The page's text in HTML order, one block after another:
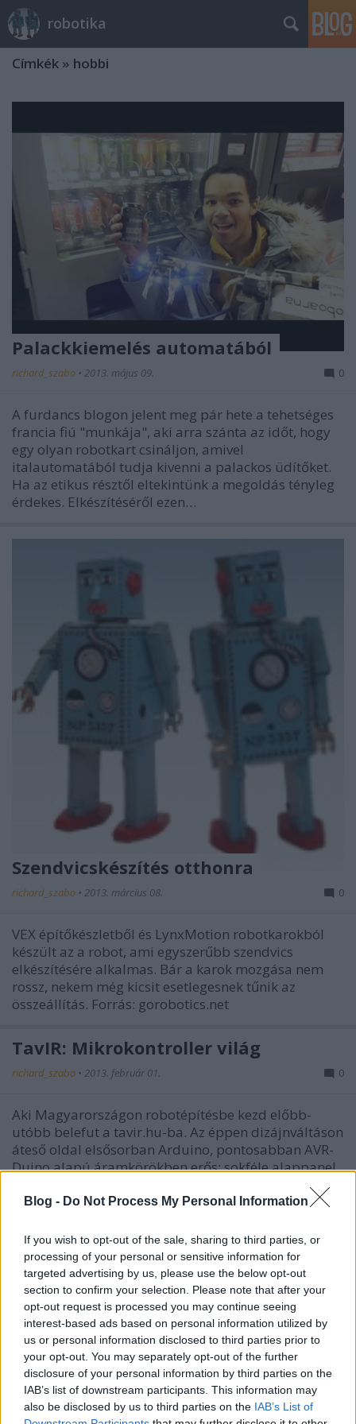
Blog - Do Not Process My Personal Information
If you wish to opt-out of the sale, sharing to third parties, or
processing of your personal or sensitive information for
targeted advertising by us, please use the below opt-out
section to confirm your selection. Please note that after your
opt-out request is processed you may continue seeing
interest-based ads based on personal information utilized by
us or personal information disclosed to third parties prior to
your opt-out. You may separately opt-out of the further
disclosure of your personal information by third parties on the
IAB’s list of downstream participants. This information may
also be disclosed by us to third parties on the IAB’s List of
robotika
Címkék » hobbi
Palackkiemelés automatából
richard_szabo • 2013. május 09. 0
A furdancs blogon jelent meg pár hete a tehetséges
francia fiú "munkája", aki arra szánta az időt, hogy
egy olyan robotkart csináljon, amivel
italautomatából tudja kivenni a palackos üdítőket.
Ha az etikus résztől eltekintünk a megoldás tényleg
érdekes. Elkészítéséről ezen…
Szendvicskészítés otthonra
richard_szabo • 2013. március 08. 0
VEX építőkészletből és LynxMotion robotkarokból
készült az a robot, ami egyszerűbb szendvics
elkészítésére alkalmas. Bár a karok mozgása nem
rossz, nekem még kicsit esetlegesnek tűnik az
összeállítás. Forrás: gorobotics.net
TavIR: Mikrokontroller világ
richard_szabo • 2013. február 01. 0
Aki Magyarországon robotépítésbe kezd előbb-
utóbb belefut a tavir.hu-ba. Az éppen dizájnváltáson
áteső oldal elsősorban Arduino, pontosabban AVR-
Duino alapú áramkörökben erős: sokféle alappanel
és fedpanel érhető el a webshopban. A legtöbbhöz
részletes leírást is…